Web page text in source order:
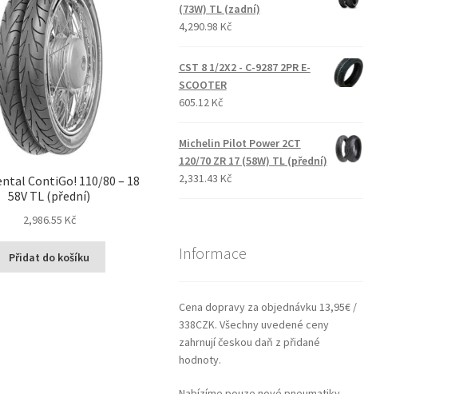
ContiGo! 110/80 – 18
58V TL (přední)
2,986.55 Kč
Přidat do košíku
(73W) TL (zadní)
4,290.98 Kč
CST 8 1/2X2 - C-9287 2PR E-
SCOOTER
605.12 Kč
Michelin Pilot Power 2CT
120/70 ZR 17 (58W) TL (přední)
2,331.43 Kč
Informace
Cena dopravy za objednávku 13,95€ /
338CZK. Všechny uvedené ceny
zahrnují českou daň z přidané
hodnoty.